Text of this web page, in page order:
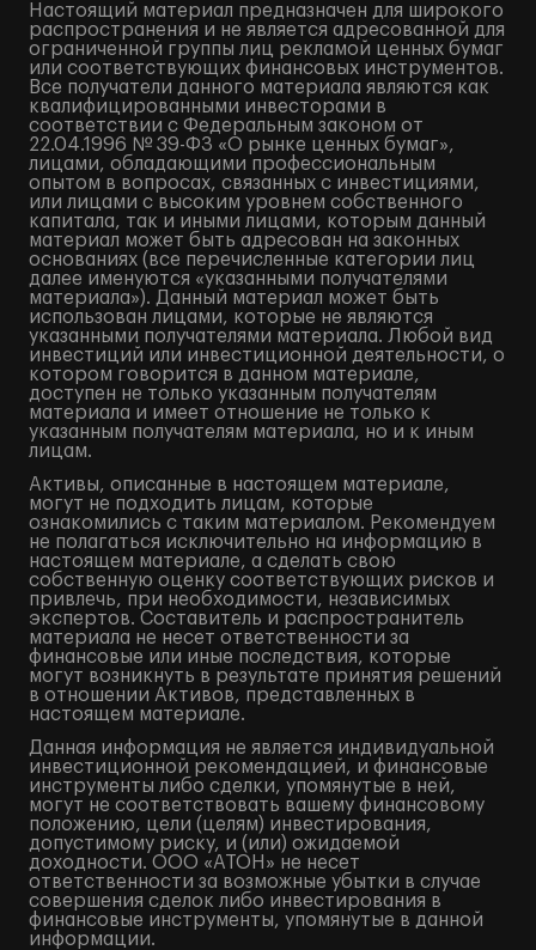
Настоящий материал предназначен для широкого
распространения и не является адресованной для
ограниченной группы лиц рекламой ценных бумаг
или соответствующих финансовых инструментов.
Все получатели данного материала являются как
квалифицированными инвесторами в
соответствии с Федеральным законом от
22.04.1996 № 39-ФЗ «О рынке ценных бумаг»,
лицами, обладающими профессиональным
опытом в вопросах, связанных с инвестициями,
или лицами с высоким уровнем собственного
капитала, так и иными лицами, которым данный
материал может быть адресован на законных
основаниях (все перечисленные категории лиц
далее именуются «указанными получателями
материала»). Данный материал может быть
использован лицами, которые не являются
указанными получателями материала. Любой вид
инвестиций или инвестиционной деятельности, о
котором говорится в данном материале,
доступен не только указанным получателям
материала и имеет отношение не только к
указанным получателям материала, но и к иным
лицам.
Активы, описанные в настоящем материале,
могут не подходить лицам, которые
ознакомились с таким материалом. Рекомендуем
не полагаться исключительно на информацию в
настоящем материале, а сделать свою
собственную оценку соответствующих рисков и
привлечь, при необходимости, независимых
экспертов. Составитель и распространитель
материала не несет ответственности за
финансовые или иные последствия, которые
могут возникнуть в результате принятия решений
в отношении Активов, представленных в
настоящем материале.
Данная информация не является индивидуальной
инвестиционной рекомендацией, и финансовые
инструменты либо сделки, упомянутые в ней,
могут не соответствовать вашему финансовому
положению, цели (целям) инвестирования,
допустимому риску, и (или) ожидаемой
доходности. ООО «АТОН» не несет
ответственности за возможные убытки в случае
совершения сделок либо инвестирования в
финансовые инструменты, упомянутые в данной
информации.